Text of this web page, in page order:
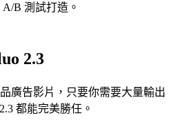
B 測試打造。
2.3
廣告影片，只要你需要大量輸出
都能完美勝任。